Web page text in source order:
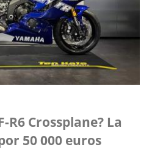
R6 Crossplane? La
50 000 euros